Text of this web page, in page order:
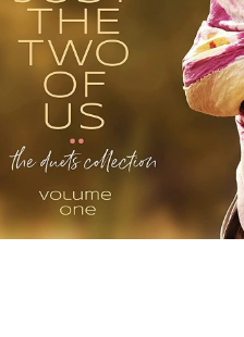
相
簿
中
開
張
圖